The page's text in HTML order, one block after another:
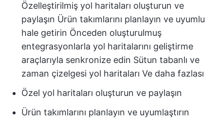
Özelleştirilmiş yol haritaları oluşturun ve
paylaşın Ürün takımlarını planlayın ve uyumlu
hale getirin Önceden oluşturulmuş
entegrasyonlarla yol haritalarını geliştirme
araçlarıyla senkronize edin Sütun tabanlı ve
zaman çizelgesi yol haritaları Ve daha fazlası
Özel yol haritaları oluşturun ve paylaşın
Ürün takımlarını planlayın ve uyumlaştırın